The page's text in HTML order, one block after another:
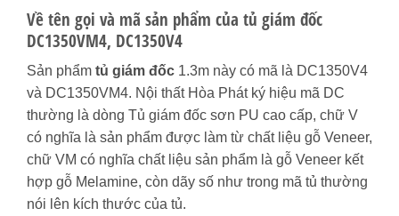
Về tên gọi và mã sản phẩm của tủ giám đốc
DC1350VM4, DC1350V4
Sản phẩm tủ giám đốc 1.3m này có mã là DC1350V4
và DC1350VM4. Nội thất Hòa Phát ký hiệu mã DC
thường là dòng Tủ giám đốc sơn PU cao cấp, chữ V
có nghĩa là sản phẩm được làm từ chất liệu gỗ Veneer,
chữ VM có nghĩa chất liệu sản phẩm là gỗ Veneer kết
hợp gỗ Melamine, còn dãy số như trong mã tủ thường
nói lên kích thước của tủ.